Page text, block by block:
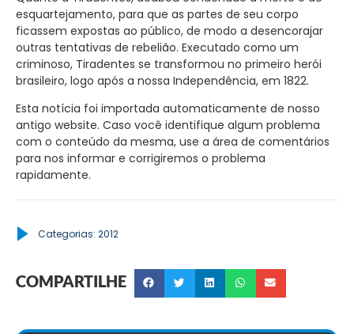
esquartejamento, para que as partes de seu corpo
ficassem expostas ao público, de modo a desencorajar
outras tentativas de rebelião. Executado como um
criminoso, Tiradentes se transformou no primeiro herói
brasileiro, logo após a nossa Independência, em 1822.
Esta notícia foi importada automaticamente de nosso
antigo website. Caso você identifique algum problema
com o conteúdo da mesma, use a área de comentários
para nos informar e corrigiremos o problema
rapidamente.
Categorias: 2012
COMPARTILHE